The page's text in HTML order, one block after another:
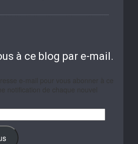
à ce blog par e-mail.